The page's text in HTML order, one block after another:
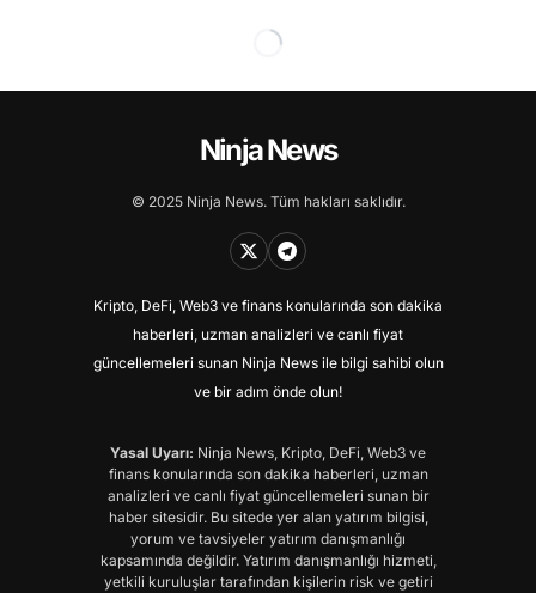
Ninja News
© 2025 Ninja News. Tüm hakları saklıdır.
Kripto, DeFi, Web3 ve finans konularında son dakika
haberleri, uzman analizleri ve canlı fiyat
güncellemeleri sunan Ninja News ile bilgi sahibi olun
ve bir adım önde olun!
Yasal Uyarı: Ninja News, Kripto, DeFi, Web3 ve
finans konularında son dakika haberleri, uzman
analizleri ve canlı fiyat güncellemeleri sunan bir
haber sitesidir. Bu sitede yer alan yatırım bilgisi,
yorum ve tavsiyeler yatırım danışmanlığı
kapsamında değildir. Yatırım danışmanlığı hizmeti,
yetkili kuruluşlar tarafından kişilerin risk ve getiri